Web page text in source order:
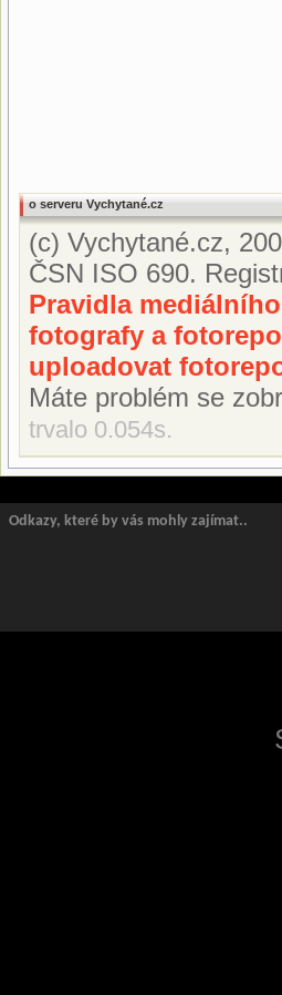
o serveru Vychytané.cz
(c) Vychytané.cz,
ČSN ISO 690.
Pravidla
fotografy a
uploadovat
Máte problém se
trvalo 0.054s.
Odkazy, které by vás mohly zajímat..